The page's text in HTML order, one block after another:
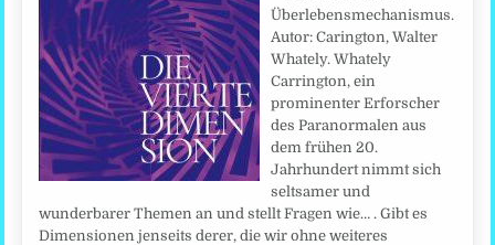
Überlebensmechanismus.
Autor: Carington, Walter
Whately. Whately
Carrington, ein
prominenter Erforscher
des Paranormalen aus
dem frühen 20.
Jahrhundert nimmt sich
seltsamer und
wunderbarer Themen an und stellt Fragen wie… . Gibt es
Dimensionen jenseits derer, die wir ohne weiteres